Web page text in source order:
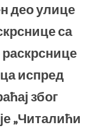
део улице
са
испред
због
„Читалићи